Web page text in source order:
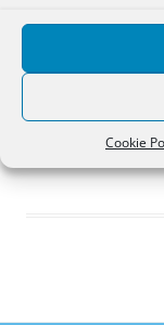
Cookie
Acceder
Registro
¿Has